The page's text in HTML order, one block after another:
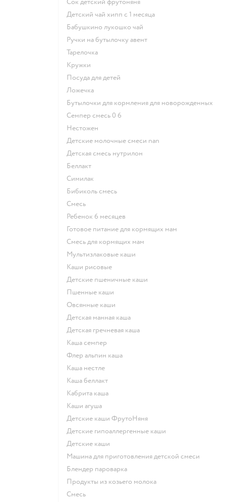
сок детский фрутоняня
детский чай хипп с 1 месяца
бабушкино лукошко чай
ручки на бутылочку авент
тарелочка
кружки
посуда для детей
ложечка
бутылочки для кормления для новорожденных
семпер смесь 0 6
нестожен
Детские молочные смеси nan
детская смесь нутрилон
беллакт
симилак
бибиколь смесь
смесь
ребенок 6 месяцев
готовое питание для кормящих мам
смесь для кормящих мам
Мультизлаковые каши
Каши рисовые
Детские пшеничные каши
Пшенные каши
овсянные каши
детская манная каша
детская гречневая каша
каша семпер
флер альпин каша
каша нестле
каша беллакт
кабрита каша
каши агуша
Детские каши ФрутоНяня
Детские гипоаллергенные каши
детские каши
машина для приготовления детской смеси
блендер пароварка
продукты из козьего молока
смесь